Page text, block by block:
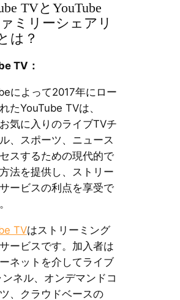
TVとYouTube
ミリーシェアリ
は？
TV：
によって2017年にロー
たYouTube TVは、
気に入りのライブTVチ
、スポーツ、ニュース
スするための現代的で
法を提供し、ストリー
ービスの利点を享受で
TVはストリーミング
ービスです。加入者は
ネットを介してライブ
ネル、オンデマンドコ
、クラウドベースの